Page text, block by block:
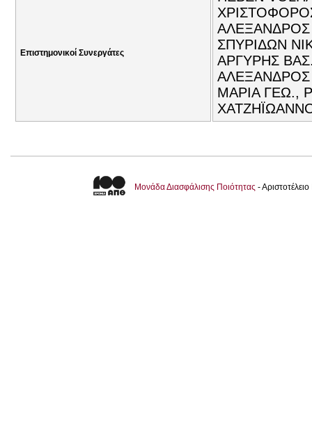
Επιστημονικοί Συνεργάτες
ΑΛΕΞΑΝΔΡΟΣ
ΣΠΥΡΙΔΩΝ
ΑΡΓΥΡΗΣ
ΑΛΕΞΑΝΔΡΟΣ
ΜΑΡΙΑ ΓΕΩ.,
Μονάδα Διασφάλισης Ποιότητας -